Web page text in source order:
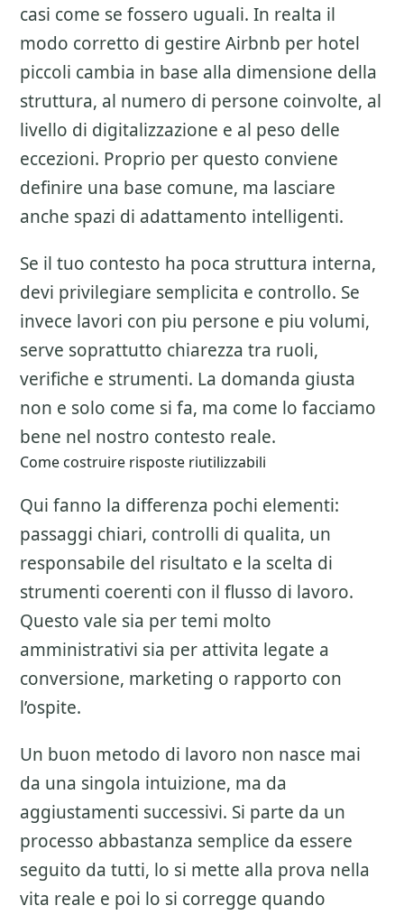
casi come se fossero uguali. In realta il
modo corretto di gestire Airbnb per hotel
piccoli cambia in base alla dimensione della
struttura, al numero di persone coinvolte, al
livello di digitalizzazione e al peso delle
eccezioni. Proprio per questo conviene
definire una base comune, ma lasciare
anche spazi di adattamento intelligenti.
Se il tuo contesto ha poca struttura interna,
devi privilegiare semplicita e controllo. Se
invece lavori con piu persone e piu volumi,
serve soprattutto chiarezza tra ruoli,
verifiche e strumenti. La domanda giusta
non e solo come si fa, ma come lo facciamo
bene nel nostro contesto reale.
Come costruire risposte riutilizzabili
Qui fanno la differenza pochi elementi:
passaggi chiari, controlli di qualita, un
responsabile del risultato e la scelta di
strumenti coerenti con il flusso di lavoro.
Questo vale sia per temi molto
amministrativi sia per attivita legate a
conversione, marketing o rapporto con
l’ospite.
Un buon metodo di lavoro non nasce mai
da una singola intuizione, ma da
aggiustamenti successivi. Si parte da un
processo abbastanza semplice da essere
seguito da tutti, lo si mette alla prova nella
vita reale e poi lo si corregge quando